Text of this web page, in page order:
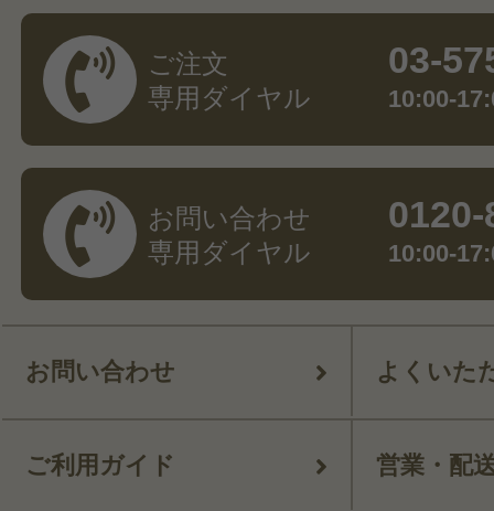
ご注文
専用ダイヤル
03-
10:00-
お問い合わせ
専用ダイヤル
10:00-
お問い合わせ よくいた
ご利用ガイド 営業・配